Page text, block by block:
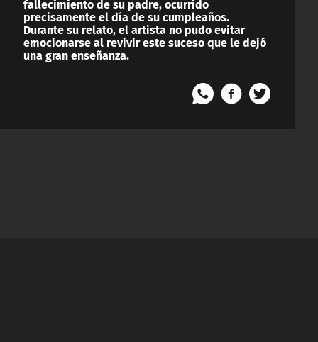
fallecimiento de su padre, ocurrido
precisamente el día de su cumpleaños.
Durante su relato, el artista no pudo evitar
emocionarse al revivir este suceso que le dejó
una gran enseñanza.